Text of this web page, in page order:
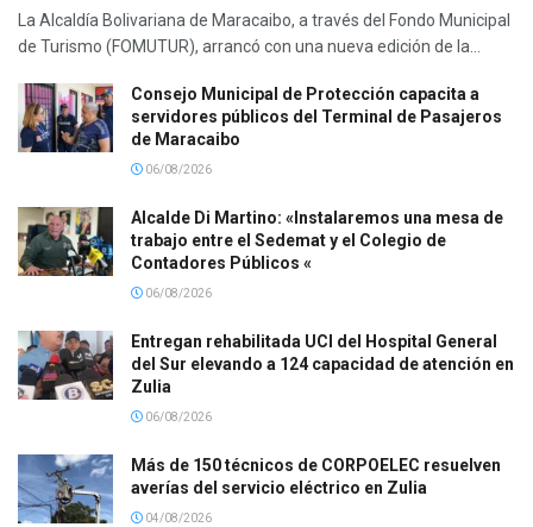
La Alcaldía Bolivariana de Maracaibo, a través del Fondo Municipal
de Turismo (FOMUTUR), arrancó con una nueva edición de la...
Consejo Municipal de Protección capacita a
servidores públicos del Terminal de Pasajeros
de Maracaibo
06/08/2026
Alcalde Di Martino: «Instalaremos una mesa de
trabajo entre el Sedemat y el Colegio de
Contadores Públicos «
06/08/2026
Entregan rehabilitada UCI del Hospital General
del Sur elevando a 124 capacidad de atención en
Zulia
06/08/2026
Más de 150 técnicos de CORPOELEC resuelven
averías del servicio eléctrico en Zulia
04/08/2026